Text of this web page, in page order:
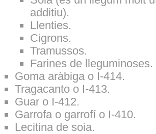
additiu).
Llenties.
Cigrons.
Tramussos.
Farines de lleguminoses.
Goma aràbiga o I-414.
Tragacanto o I-413.
Guar o I-412.
Garrofa o garrofí o I-410.
Lecitina de soia.